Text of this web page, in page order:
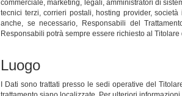
commerciale, marketing, legali, amministratori di
tecnici terzi, corrieri postali, hosting provider,
anche, se necessario, Responsabili del
Responsabili potrà sempre essere richiesto al Titolare
Luogo
I Dati sono trattati presso le sedi operative del